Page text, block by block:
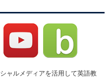
ャルメディアを活用して英語教